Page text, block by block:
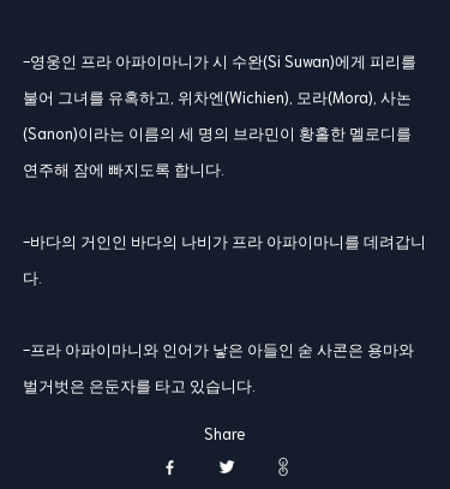
Share
-영웅인 프라 아파이마니가 시 수완(Si Suwan)에게 피리를
불어 그녀를 유혹하고, 위차엔(Wichien), 모라(Mora), 사논
(Sanon)이라는 이름의 세 명의 브라민이 황홀한 멜로디를
연주해 잠에 빠지도록 합니다.
-바다의 거인인 바다의 나비가 프라 아파이마니를 데려갑니
다.
-프라 아파이마니와 인어가 낳은 아들인 숟 사콘은 용마와
벌거벗은 은둔자를 타고 있습니다.